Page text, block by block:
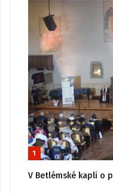
1
V Betlémské kapli o